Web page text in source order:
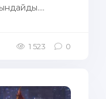
1 523 0